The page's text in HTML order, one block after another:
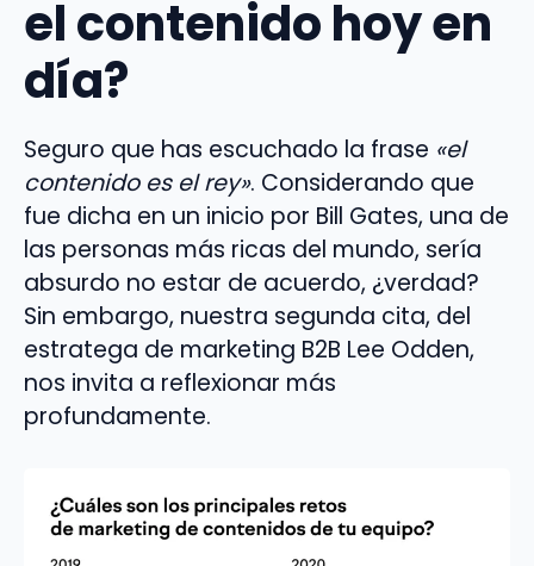
el contenido hoy en
día?
Seguro que has escuchado la frase «el
contenido es el rey». Considerando que
fue dicha en un inicio por Bill Gates, una de
las personas más ricas del mundo, sería
absurdo no estar de acuerdo, ¿verdad?
Sin embargo, nuestra segunda cita, del
estratega de marketing B2B Lee Odden,
nos invita a reflexionar más
profundamente.